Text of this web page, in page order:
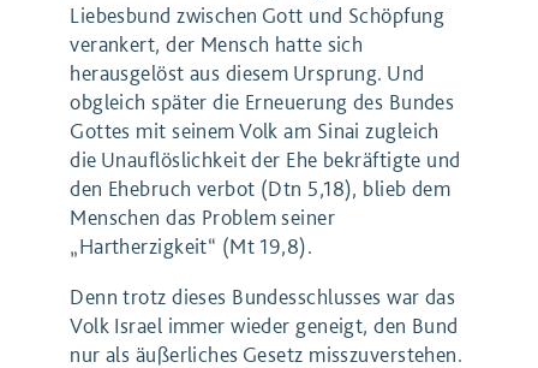
Liebesbund zwischen Gott und Schöpfung
verankert, der Mensch hatte sich
herausgelöst aus diesem Ursprung. Und
obgleich später die Erneuerung des Bundes
Gottes mit seinem Volk am Sinai zugleich
die Unauflöslichkeit der Ehe bekräftigte und
den Ehebruch verbot (Dtn 5,18), blieb dem
Menschen das Problem seiner
„Hartherzigkeit“ (Mt 19,8).
Denn trotz dieses Bundesschlusses war das
Volk Israel immer wieder geneigt, den Bund
nur als äußerliches Gesetz misszuverstehen.